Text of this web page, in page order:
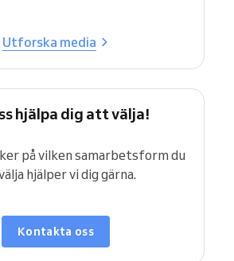
Utforska media
hjälpa dig att välja!
på vilken samarbetsform du
hjälper vi dig gärna.
Kontakta oss